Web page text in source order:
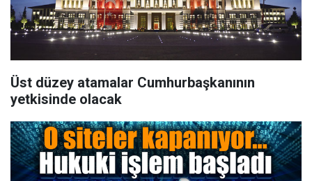
Üst düzey atamalar Cumhurbaşkanının
yetkisinde olacak